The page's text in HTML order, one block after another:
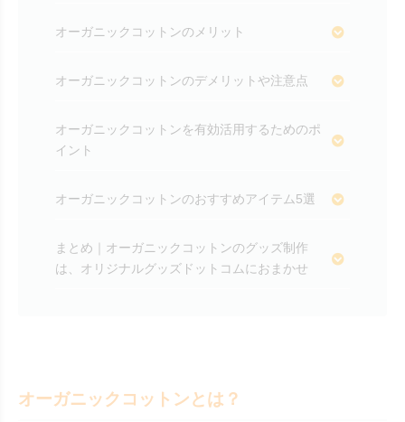
オーガニックコットンのメリット
オーガニックコットンのデメリットや注意点
オーガニックコットンを有効活用するためのポ
イント
オーガニックコットンのおすすめアイテム5選
まとめ｜オーガニックコットンのグッズ制作
は、オリジナルグッズドットコムにおまかせ
オーガニックコットンとは？